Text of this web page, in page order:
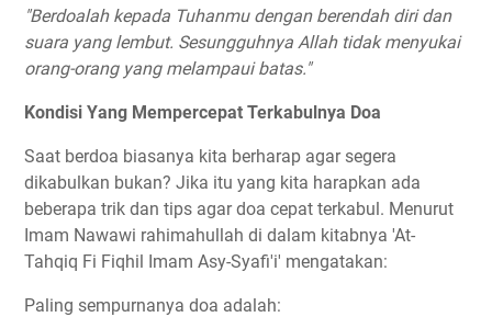
"Berdoalah kepada Tuhanmu dengan berendah diri dan
suara yang lembut. Sesungguhnya Allah tidak menyukai
orang-orang yang melampaui batas."
Kondisi Yang Mempercepat Terkabulnya Doa
Saat berdoa biasanya kita berharap agar segera
dikabulkan bukan? Jika itu yang kita harapkan ada
beberapa trik dan tips agar doa cepat terkabul. Menurut
Imam Nawawi rahimahullah di dalam kitabnya 'At-
Tahqiq Fi Fiqhil Imam Asy-Syafi'i' mengatakan:
Paling sempurnanya doa adalah: